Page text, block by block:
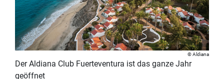
Aldiana
Der Aldiana Club Fuerteventura ist das ganze Jahr
geöffnet